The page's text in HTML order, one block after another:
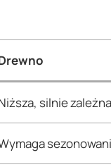
silnie